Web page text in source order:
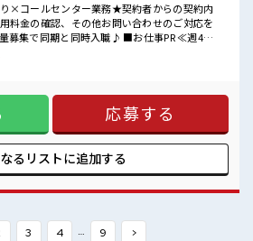
・髪型は自由！
ぴったり☆
×コールセンター業務★契約者からの契約内
料金の確認、その他お問い合わせのご対応を
同期と同時入職♪ ■お仕事PR ≪週4が
「週5日フルはちょっと…」という方にピッタ
ベートが充実する≫ 場合によってはお願いす
すが、 残業はほとんどナシ！ ≪週休2日制≫
人と一緒にプライベート満喫！ ≪髪色自由で
≫ 明るすぎたり奇抜でなければ基本的に自
たの個性を大事にできます♪ 休憩室完備でラン
職場♪
応募する
るリストに追加する
3 4 … 9 >